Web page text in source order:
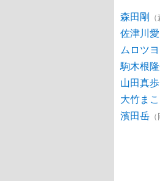
森田剛
佐津川
ムロツ
駒木根
山田真歩
大竹ま
濱田岳